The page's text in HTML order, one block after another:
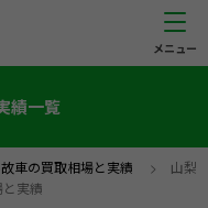
績一覧
車の買取相場と実績 > 山梨
実績